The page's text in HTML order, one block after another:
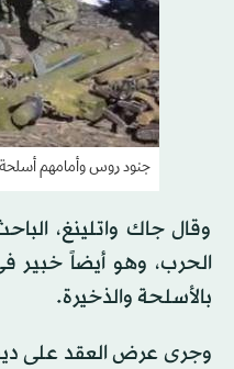
جنود روس وأمامهم
وقال جاك واتلينغ،
الحرب، وهو أيضاً خبير
بالأسلحة والذخيرة.
وجرى عرض العقد على